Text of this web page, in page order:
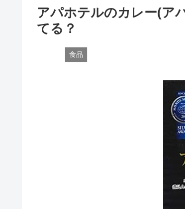
アパホテルのカレー(ア
てる？
食品